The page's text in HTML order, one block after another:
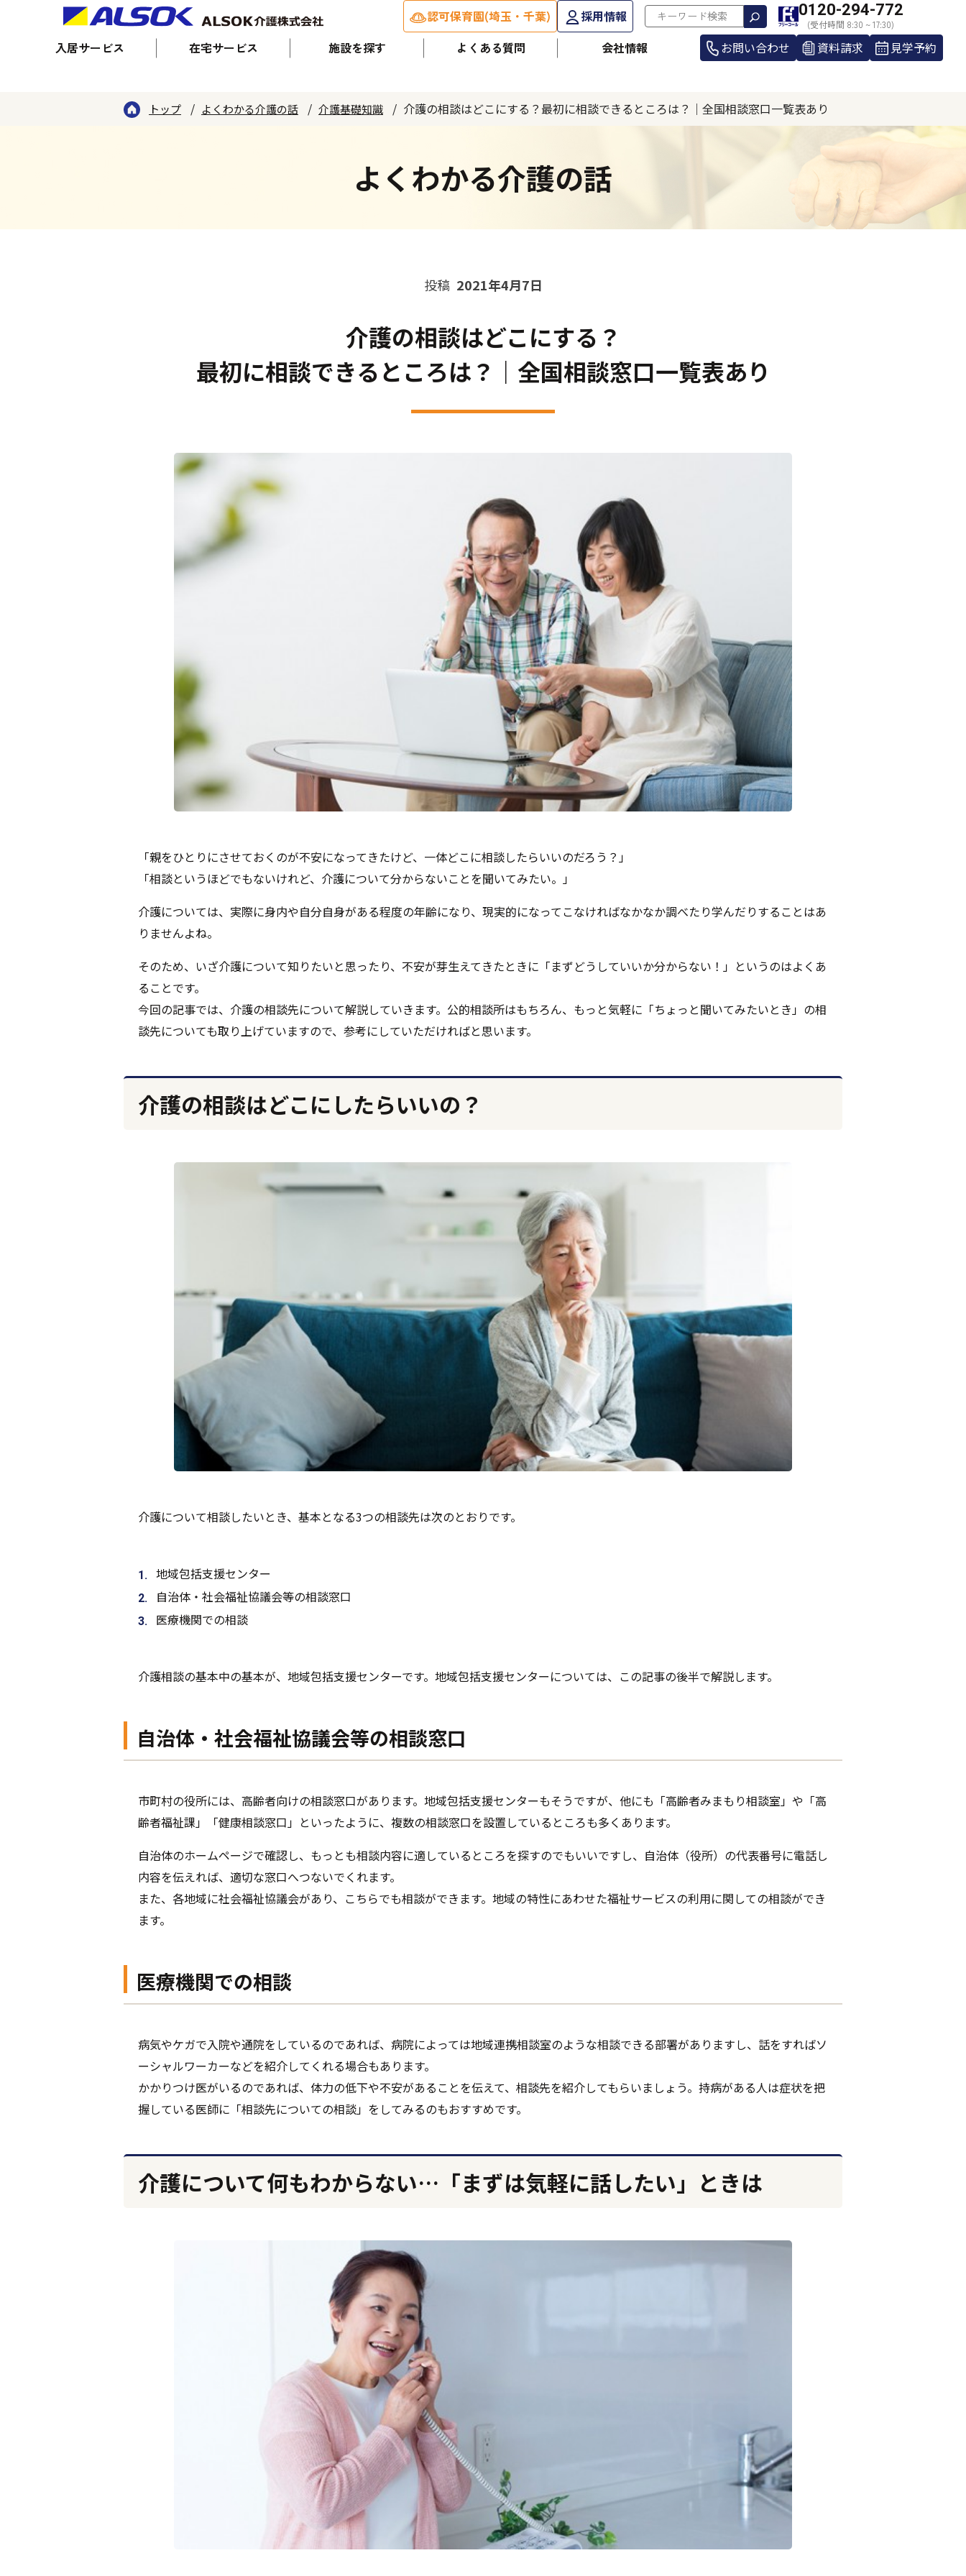
認可保育園(埼玉・千葉) 採用情報 0120-294-772
(受付時間 8:30 ~ 17:30)
入居サービス 在宅サービス 施設を探す よくある質問 会社情報 お問い合わせ 資料請求 見学予約
トップ よくわかる介護の話 介護基礎知識 介護の相談はどこにする？最初に相談できるところは？｜全国相談窓口一覧表あり
よくわかる介護の話
投稿 2021年4月7日
介護の相談はどこにする？
最初に相談できるところは？｜全国相談窓口一覧表あり
「親をひとりにさせておくのが不安になってきたけど、一体どこに相談したらいいのだろう？」
「相談というほどでもないけれど、介護について分からないことを聞いてみたい。」
介護については、実際に身内や自分自身がある程度の年齢になり、現実的になってこなければなかなか調べたり学んだりすることはあ
りませんよね。
そのため、いざ介護について知りたいと思ったり、不安が芽生えてきたときに「まずどうしていいか分からない！」というのはよくあ
ることです。
今回の記事では、介護の相談先について解説していきます。公的相談所はもちろん、もっと気軽に「ちょっと聞いてみたいとき」の相
談先についても取り上げていますので、参考にしていただければと思います。
介護の相談はどこにしたらいいの？
介護について相談したいとき、基本となる3つの相談先は次のとおりです。
地域包括支援センター
自治体・社会福祉協議会等の相談窓口
医療機関での相談
介護相談の基本中の基本が、地域包括支援センターです。地域包括支援センターについては、この記事の後半で解説します。
自治体・社会福祉協議会等の相談窓口
市町村の役所には、高齢者向けの相談窓口があります。地域包括支援センターもそうですが、他にも「高齢者みまもり相談室」や「高
齢者福祉課」「健康相談窓口」といったように、複数の相談窓口を設置しているところも多くあります。
自治体のホームページで確認し、もっとも相談内容に適しているところを探すのでもいいですし、自治体（役所）の代表番号に電話し
内容を伝えれば、適切な窓口へつないでくれます。
また、各地域に社会福祉協議会があり、こちらでも相談ができます。地域の特性にあわせた福祉サービスの利用に関しての相談ができ
ます。
医療機関での相談
病気やケガで入院や通院をしているのであれば、病院によっては地域連携相談室のような相談できる部署がありますし、話をすればソ
ーシャルワーカーなどを紹介してくれる場合もあります。
かかりつけ医がいるのであれば、体力の低下や不安があることを伝えて、相談先を紹介してもらいましょう。持病がある人は症状を把
握している医師に「相談先についての相談」をしてみるのもおすすめです。
介護について何もわからない…「まずは気軽に話したい」ときは